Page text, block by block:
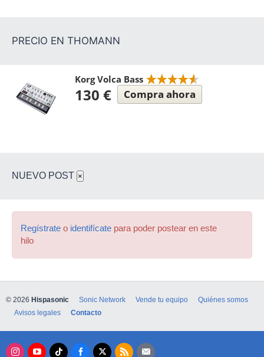
Korg Volca Bass
130 € Compra ahora
NUEVO POST ×
Regístrate o identifícate para poder postear en este
hilo
© 2026 Hispasonic Sonic Network Vende tu equipo
Quiénes somos
Avisos legales
Contacto